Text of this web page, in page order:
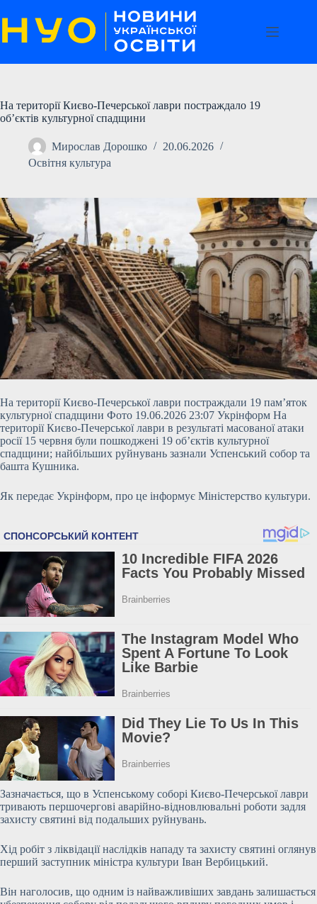
до
вмісту
На території Києво-Печерської лаври постраждало 19
об’єктів культурної спадщини
Мирослав Дорошко
20.06.2026
Освітня культура
На території Києво-Печерської лаври постраждали 19 пам’яток
культурної спадщини Фото 19.06.2026 23:07 Укрінформ На
території Києво-Печерської лаври в результаті масованої атаки
росії 15 червня були пошкоджені 19 об’єктів культурної
спадщини; найбільших руйнувань зазнали Успенський собор та
башта Кушника.
Як передає Укрінформ, про це інформує Міністерство культури.
Зазначається, що в Успенському соборі Києво-Печерської лаври
тривають першочергові аварійно-відновлювальні роботи задля
захисту святині від подальших руйнувань.
Хід робіт з ліквідації наслідків нападу та захисту святині оглянув
перший заступник міністра культури Іван Вербицький.
Він наголосив, що одним із найважливіших завдань залишається